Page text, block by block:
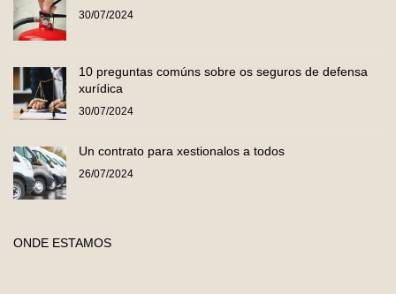
30/07/2024
10 preguntas comúns sobre os seguros de defensa
xurídica
30/07/2024
Un contrato para xestionalos a todos
26/07/2024
ONDE ESTAMOS